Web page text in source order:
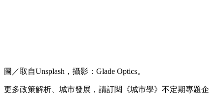
圖／取自Unsplash，攝影：Glade Optics。
更多政策解析、城市發展，請訂閱《城市學》不定期專題企